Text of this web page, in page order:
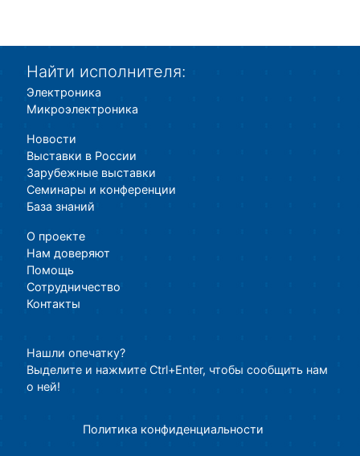
Найти исполнителя:
Электроника
Микроэлектроника
Новости
Выставки в России
Зарубежные выставки
Семинары и конференции
База знаний
О проекте
Нам доверяют
Помощь
Сотрудничество
Контакты
Нашли опечатку?
Выделите и нажмите Ctrl+Enter, чтобы сообщить нам
о ней!
Политика конфиденциальности